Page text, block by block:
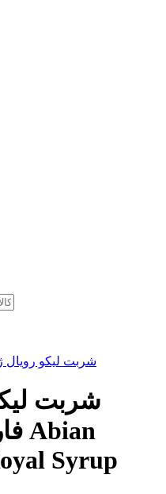
شربت لیکو رویال ژلی
شربت
Abian
Syrup